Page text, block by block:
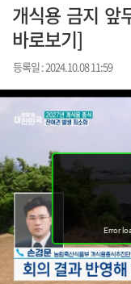
개식용 금지 앞
바로보기]
등록일 : 2024.10.08 11:59